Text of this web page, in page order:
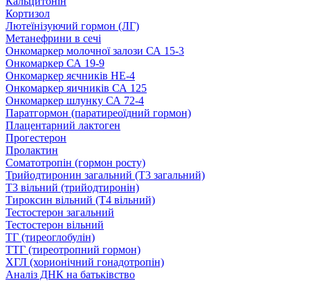
Кортизол
Лютеїнізуючий гормон (ЛГ)
Метанефрини в сечі
Онкомаркер молочної залози СА 15-3
Онкомаркер СА 19-9
Онкомаркер яєчників НЕ-4
Онкомаркер яичників СА 125
Онкомаркер шлунку СА 72-4
Паратгормон (паратиреоїдний гормон)
Плацентарний лактоген
Прогестерон
Пролактин
Соматотропін (гормон росту)
Трийодтиронин загальний (Т3 загальний)
Т3 вільний (трийодтиронін)
Тироксин вільний (Т4 вільний)
Тестостерон загальний
Тестостерон вільний
ТГ (тиреоглобулін)
ТТГ (тиреотропний гормон)
ХГЛ (хорионічний гонадотропін)
Аналіз ДНК на батьківство